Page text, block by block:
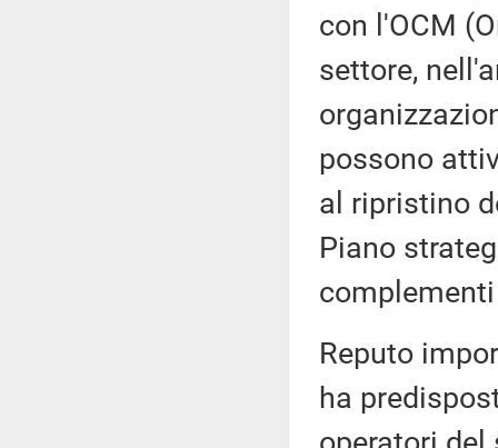
con l'OCM
settore,
possono
al ripristino
Piano
Reputo
ha